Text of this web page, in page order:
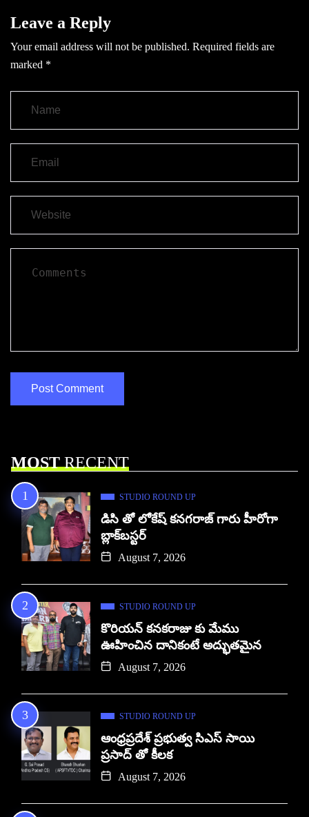
Leave a Reply
Your email address will not be published. Required fields are
marked *
MOSTRECENT
STUDIO ROUND UP
డిసి తో లోకేష్ కనగరాజ్ గారు హీరోగా
బ్లాక్‌బస్టర్
August 7, 2026
STUDIO ROUND UP
కొరియన్ కనకరాజు కు మేము
ఊహించిన దానికంటే అద్భుతమైన
August 7, 2026
STUDIO ROUND UP
ఆంధ్రప్రదేశ్ ప్రభుత్వ సిఎస్ సాయి
ప్రసాద్ తో కీలక
August 7, 2026